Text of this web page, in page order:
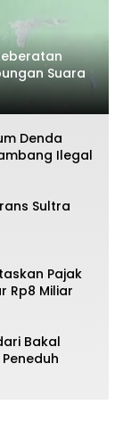
Suara
Denda
Ilegal
Sultra
Pajak
Rp8 Miliar
Bakal